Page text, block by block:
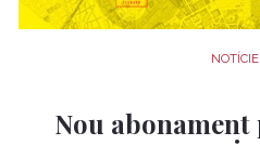
Nou abonament